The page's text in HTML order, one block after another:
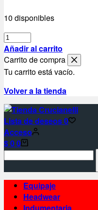
10 disponibles
Bolso
Stormtech
Atlantis
cantidad
Añadir al carrito
Carrito de compra
Tu carrito está vacío.
Volver a la tienda
Lista de deseos0
Acceso
Carro
de
$00
Sin
resultadosEquipaje
Headwear